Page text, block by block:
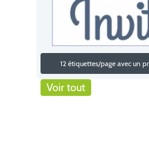
12 étiquettes/page avec un
Voir tout